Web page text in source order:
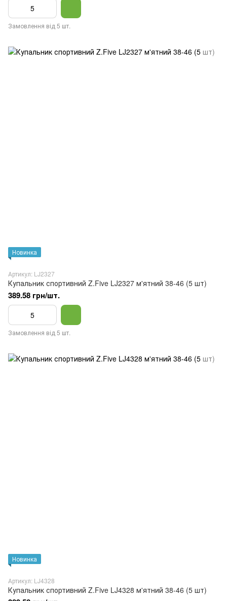
Замовлення від 5 шт.
Новинка
Артикул: LJ2327
Купальник спортивний Z.Five LJ2327 м'ятний 38-46 (5 шт)
389.58 грн/шт.
Замовлення від 5 шт.
Новинка
Артикул: LJ4328
Купальник спортивний Z.Five LJ4328 м'ятний 38-46 (5 шт)